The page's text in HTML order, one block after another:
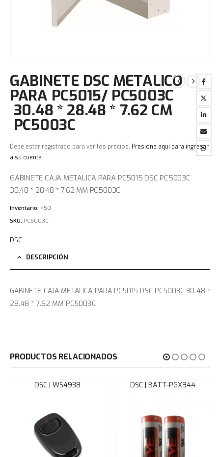
GABINETE DSC METALICO
PARA PC5015/ PC5003C
30.48 * 28.48 * 7.62 CM
PC5003C
Debe estar registrado para ver los precios. Presione aquí para ingresar
a su cuenta.
GABINETE CAJA METALICA PARA PC5015 DSC PC5003C
30.48 * 28.48 * 7.62 MM PC5003C
Inventario: >50
SKU: PC5003C
DSC
DESCRIPCIÓN
GABINETE CAJA METALICA PARA PC5015 DSC PC5003C 30.48 *
28.48 * 7.62 MM PC5003C
PRODUCTOS RELACIONADOS
DSC | WS4938 DSC | BATT-PGX944